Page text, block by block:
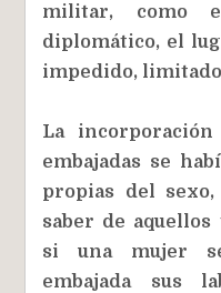
militar, como
diplomático, el
impedido,
La
embajadas se
propias del
saber de
si una mujer
embajada sus